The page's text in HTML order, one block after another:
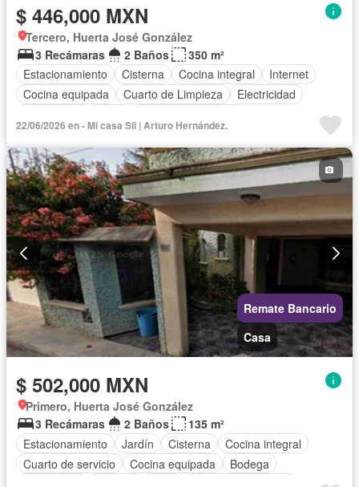
$ 446,000 MXN
Tercero, Huerta José González
3 Recámaras
2 Baños
350 m²
Estacionamiento
Cisterna Cocina integral
Internet
Cocina equipada
Cuarto de Limpieza
Electricidad
Recámara con closet
Wifi
Permite mascotas
Permite niños
Parcialmente amueblado
22/06/2026 en - Mi casa Sii | Arturo Hernández.
Remate Bancario
Casa
$ 502,000 MXN
Primero, Huerta José González
3 Recámaras
2 Baños
135 m²
Estacionamiento
Jardín Cisterna
Cocina integral
Cuarto de servicio
Cocina equipada
Bodega